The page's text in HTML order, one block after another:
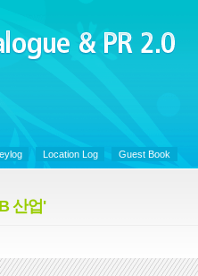
&
Location Log Guest Book
산업'